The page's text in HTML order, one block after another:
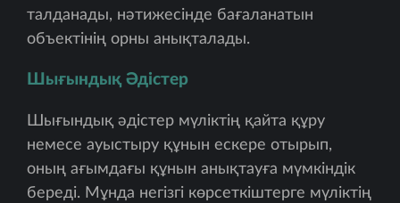
талданады, нәтижесінде бағаланатын
объектінің орны анықталады.
Шығындық Әдістер
Шығындық әдістер мүліктің қайта құру
немесе ауыстыру құнын ескере отырып,
оның ағымдағы құнын анықтауға мүмкіндік
береді. Мұнда негізгі көрсеткіштерге мүліктің